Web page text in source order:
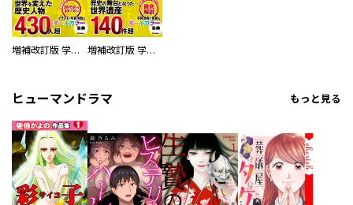
増補改訂版 学研まんが NEW世界の歴史 別巻 人物学習事典 増補改訂版 学研まんが NEW世界の歴史 別巻 世界遺産学習事典
ヒューマンドラマ もっと見る